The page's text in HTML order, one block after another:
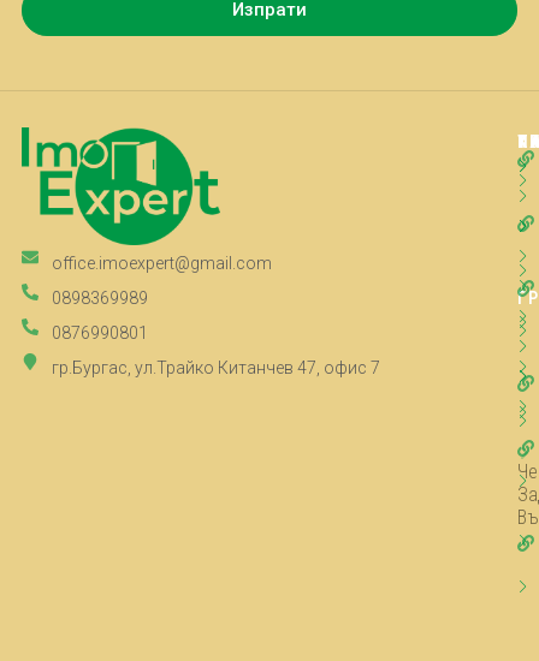
Изпрати
office.imoexpert@gmail.com
0898369989
0876990801
гр.Бургас, ул.Трайко Китанчев 47, офис 7